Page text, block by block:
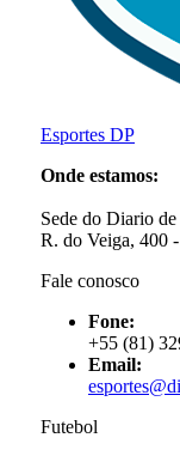
Esportes DP
Onde estamos:
Sede do Diario
R. do Veiga, 400
Fale conosco
Fone:
+55 (81)
Email:
Futebol